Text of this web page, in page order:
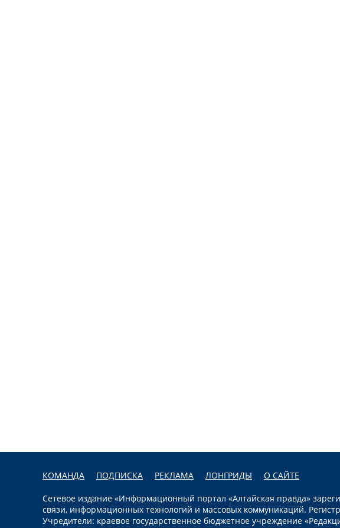
КОМАНДА ПОДПИСКА РЕКЛАМА ЛОНГРИДЫ О САЙТЕ
Сетевое издание «Информационный портал «Алтайская правда»
связи, информационных технологий и массовых коммуникаций.
Учредители: краевое государственное бюджетное учреждение